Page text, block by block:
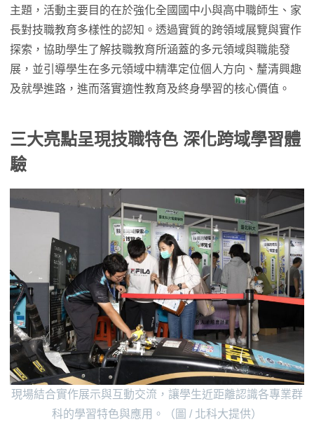
主題，活動主要目的在於強化全國國中小與高中職師生、家
長對技職教育多樣性的認知。透過實質的跨領域展覽與實作
探索，協助學生了解技職教育所涵蓋的多元領域與職能發
展，並引導學生在多元領域中精準定位個人方向、釐清興趣
及就學進路，進而落實適性教育及終身學習的核心價值。
三大亮點呈現技職特色 深化跨域學習體
驗
現場結合實作展示與互動交流，讓學生近距離認識各專業群
科的學習特色與應用。（圖 / 北科大提供）